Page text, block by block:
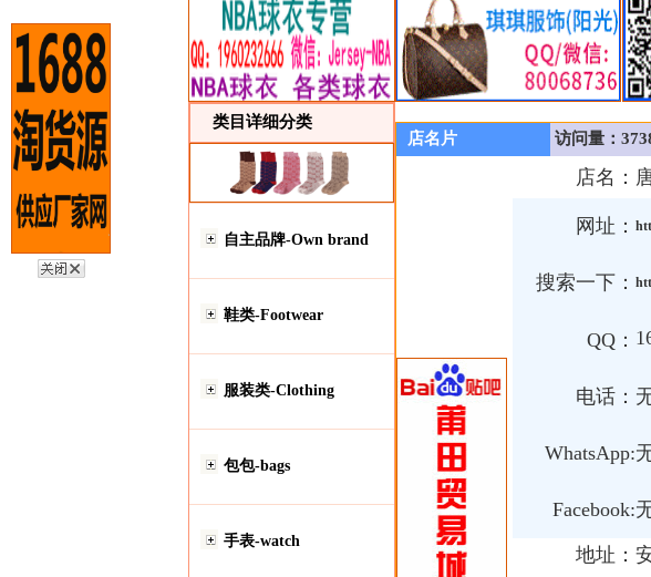
类目详细分类
自主品牌-Own brand
鞋类-Footwear
服装类-Clothing
包包-bags
手表-watch
店名片 访问量：
店名：
网址：
搜索一下：
QQ：
电话：
WhatsApp:
Facebook:
地址：